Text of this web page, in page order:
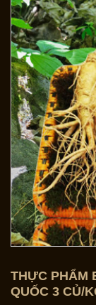
THỰC PHẨM
QUỐC 3 CỦ/